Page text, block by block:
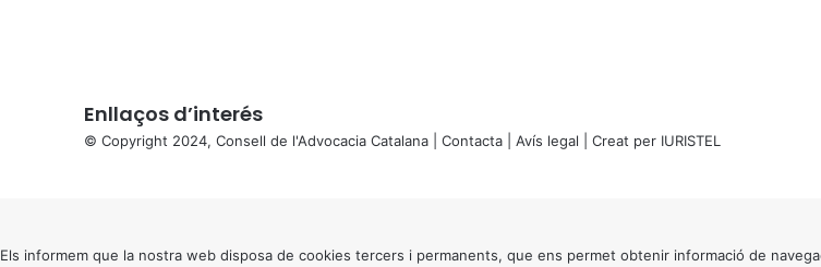
Enllaços d’interés
© Copyright 2024, Consell de l'Advocacia Catalana | Contacta Avís legal | Creat per IURISTEL
button
Els informem que la nostra web disposa de cookies tercers i permanents, que ens permet obtenir informació de